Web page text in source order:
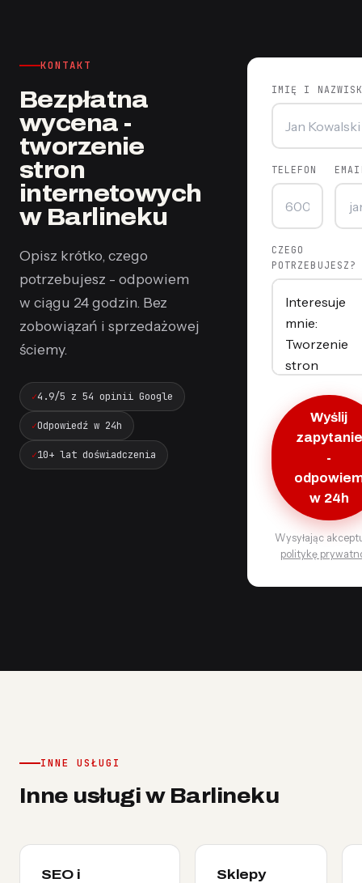
KONTAKT
Bezpłatna
wycena -
tworzenie
stron
internetowych
w Barlineku
Opisz krótko, czego
potrzebujesz - odpowiem
w ciągu 24 godzin. Bez
zobowiązań i sprzedażowej
ściemy.
4.9/5 z 54 opinii Google
Odpowiedź w 24h
10+ lat doświadczenia
IMIĘ I
TELEFON
CZEGO
POTRZEBUJESZ?
Wyślij
zapytanie
-
w 24h
Wysyłając
politykę
INNE USŁUGI
Inne usługi w Barlineku
SEO i
Sklepy